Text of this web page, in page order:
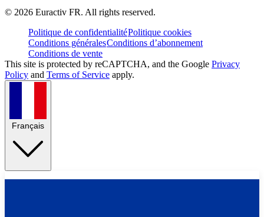
© 2026 Euractiv FR. All rights reserved.
Politique de confidentialitéPolitique cookies
Conditions généralesConditions d’abonnement
Conditions de vente
This site is protected by reCAPTCHA, and the Google Privacy
Policy and Terms of Service apply.
Français